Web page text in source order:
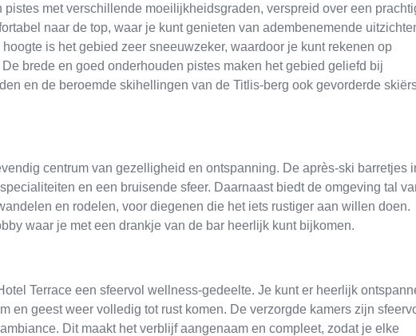
met verschillende moeilijkheidsgraden, verspreid over een
naar de top, waar je kunt genieten van adembenemende
is het gebied zeer sneeuwzeker, waardoor je kunt rekenen op
brede en goed onderhouden pistes maken het gebied geliefd bij
en de beroemde skihellingen van de Titlis-berg ook gevorderde
centrum van gezelligheid en ontspanning. De après-ski barretjes
en een bruisende sfeer. Daarnaast biedt de omgeving tal
en rodelen, voor diegenen die het iets rustiger aan willen doen.
waar je met een drankje van de bar heerlijk kunt bijkomen.
Terrace een sfeervol wellness-gedeelte. Je kunt er heerlijk
en geest weer volledig tot rust komen. De verzorgde kamers zijn
Dit maakt het verblijf aangenaam en compleet, zodat je elke